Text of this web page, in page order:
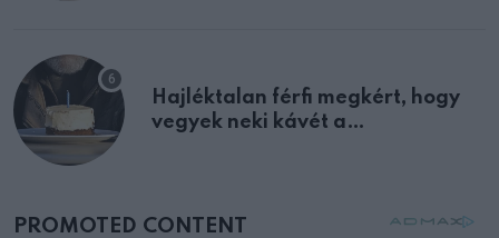
Hajléktalan férfi megkért, hogy
vegyek neki kávét a